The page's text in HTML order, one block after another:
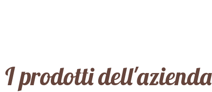
I prodotti dell'azienda